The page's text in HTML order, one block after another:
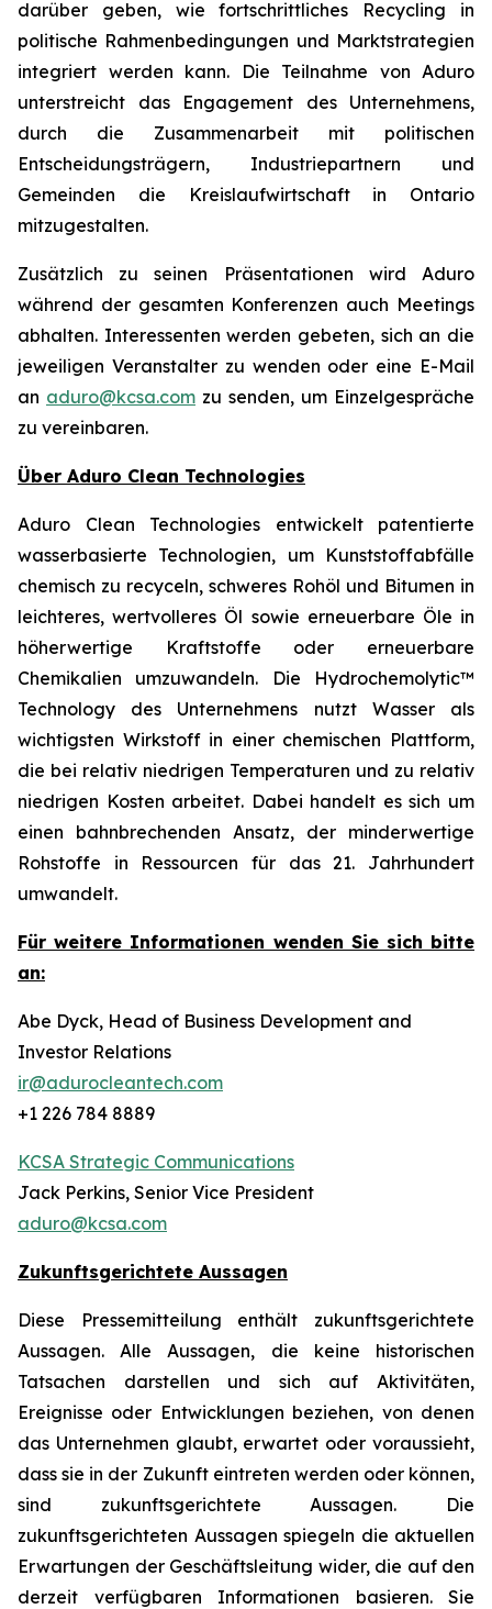
darüber geben, wie fortschrittliches Recycling in
politische Rahmenbedingungen und Marktstrategien
integriert werden kann. Die Teilnahme von Aduro
unterstreicht das Engagement des Unternehmens,
durch die Zusammenarbeit mit politischen
Entscheidungsträgern, Industriepartnern und
Gemeinden die Kreislaufwirtschaft in Ontario
mitzugestalten.
Zusätzlich zu seinen Präsentationen wird Aduro
während der gesamten Konferenzen auch Meetings
abhalten. Interessenten werden gebeten, sich an die
jeweiligen Veranstalter zu wenden oder eine E-Mail
an aduro@kcsa.com zu senden, um Einzelgespräche
zu vereinbaren.
Über Aduro Clean Technologies
Aduro Clean Technologies entwickelt patentierte
wasserbasierte Technologien, um Kunststoffabfälle
chemisch zu recyceln, schweres Rohöl und Bitumen in
leichteres, wertvolleres Öl sowie erneuerbare Öle in
höherwertige Kraftstoffe oder erneuerbare
Chemikalien umzuwandeln. Die Hydrochemolytic™
Technology des Unternehmens nutzt Wasser als
wichtigsten Wirkstoff in einer chemischen Plattform,
die bei relativ niedrigen Temperaturen und zu relativ
niedrigen Kosten arbeitet. Dabei handelt es sich um
einen bahnbrechenden Ansatz, der minderwertige
Rohstoffe in Ressourcen für das 21. Jahrhundert
umwandelt.
Für weitere Informationen wenden Sie sich bitte
an:
Abe Dyck, Head of Business Development and
Investor Relations
ir@adurocleantech.com
+1 226 784 8889
KCSA Strategic Communications
Jack Perkins, Senior Vice President
aduro@kcsa.com
Zukunftsgerichtete Aussagen
Diese Pressemitteilung enthält zukunftsgerichtete
Aussagen. Alle Aussagen, die keine historischen
Tatsachen darstellen und sich auf Aktivitäten,
Ereignisse oder Entwicklungen beziehen, von denen
das Unternehmen glaubt, erwartet oder voraussieht,
dass sie in der Zukunft eintreten werden oder können,
sind zukunftsgerichtete Aussagen. Die
zukunftsgerichteten Aussagen spiegeln die aktuellen
Erwartungen der Geschäftsleitung wider, die auf den
derzeit verfügbaren Informationen basieren. Sie